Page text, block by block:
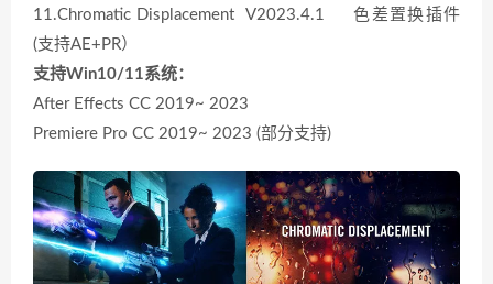
11.Chromatic Displacement V2023.4.1 色差置换插件
(支持AE+PR）
支持Win10/11系统：
After Effects CC 2019~ 2023
Premiere Pro CC 2019~ 2023 (部分支持)